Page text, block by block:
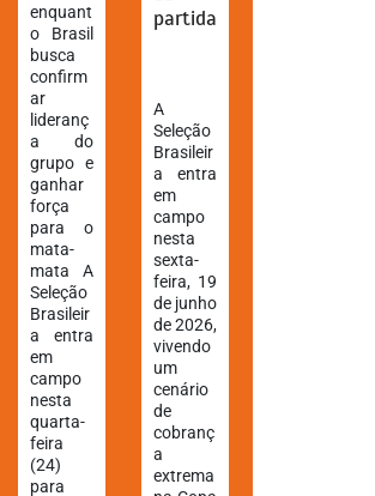
enquant
o Brasil
busca
confirm
ar
lideranç
a do
grupo e
ganhar
força
para o
mata-
mata A
Seleção
Brasileir
a entra
em
campo
nesta
quarta-
feira
(24)
para
partida
A
Seleção
Brasileir
a entra
em
campo
nesta
sexta-
feira, 19
de junho
de 2026,
vivendo
um
cenário
de
cobranç
a
extrema